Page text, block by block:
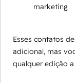
marketing
Esses contatos
adicional, mas
qualquer edição